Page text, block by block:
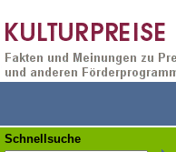
Schnellsuche